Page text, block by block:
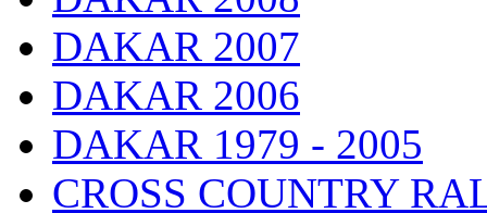
DAKAR 2007
DAKAR 2006
DAKAR 1979 - 2005
CROSS COUNTRY